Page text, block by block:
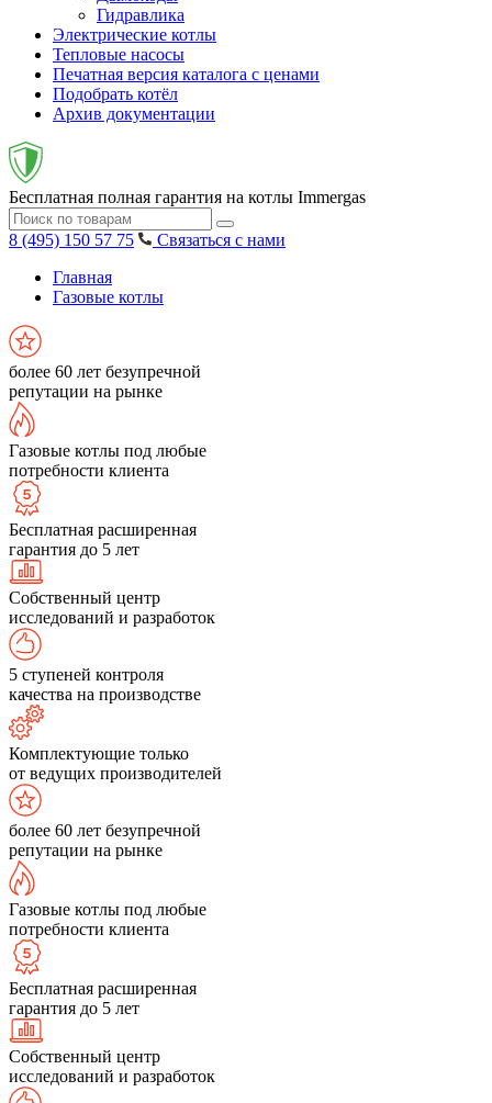
Гидравлика
Электрические котлы
Тепловые насосы
Печатная версия каталога с ценами
Подобрать котёл
Архив документации
Бесплатная полная гарантия на котлы Immergas
8 (495) 150 57 75
Связаться с нами
Главная
Газовые котлы
более 60 лет безупречной
репутации на рынке
Газовые котлы под любые
потребности клиента
Бесплатная расширенная
гарантия до 5 лет
Собственный центр
исследований и разработок
5 ступеней контроля
качества на производстве
Комплектующие только
от ведущих производителей
более 60 лет безупречной
репутации на рынке
Газовые котлы под любые
потребности клиента
Бесплатная расширенная
гарантия до 5 лет
Собственный центр
исследований и разработок